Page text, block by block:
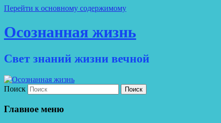
Перейти к основному содержимому
Осознанная жизнь
Свет знаний жизни вечной
Поиск
Главное меню